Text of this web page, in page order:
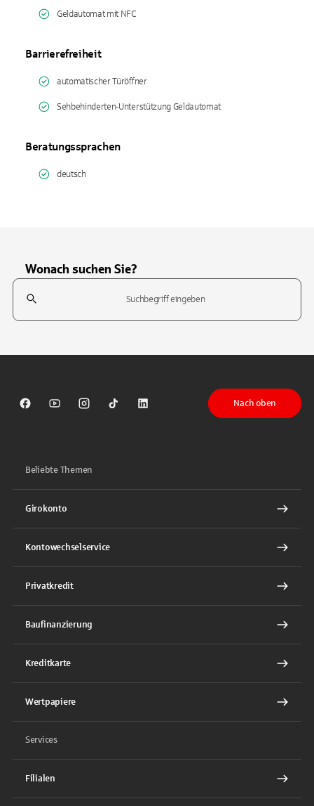
Geldautomat mit NFC
Barrierefreiheit
automatischer Türöffner
Sehbehinderten-Unterstützung Geldautomat
Beratungssprachen
deutsch
Wonach suchen Sie?
Suchfeld
Sparkasse auf Facebook
Sparkasse auf Youtube
Sparkasse auf Instagram
Sparkasse auf TikTok
Sparkasse auf LinkedIn
Nach oben
Beliebte Themen
Girokonto
Kontowechselservice
Privatkredit
Baufinanzierung
Kreditkarte
Wertpapiere
Services
Filialen